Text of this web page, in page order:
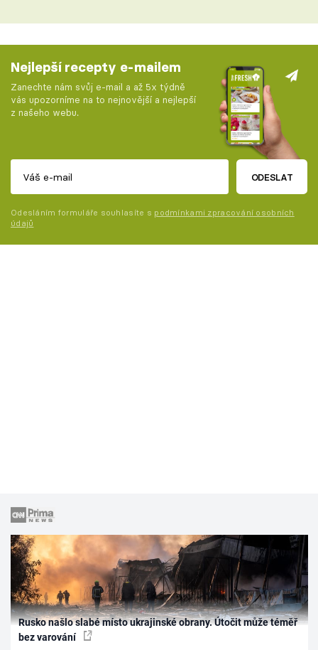
Nejlepší recepty e-mailem
Zanechte nám svůj e-mail a až 5x týdně
vás upozorníme na to nejnovější a nejlepší
z našeho webu.
ODESLAT
Odesláním formuláře souhlasíte s podmínkami zpracování osobních
údajů
Rusko našlo slabé místo ukrajinské obrany. Útočit může téměř
bez varování